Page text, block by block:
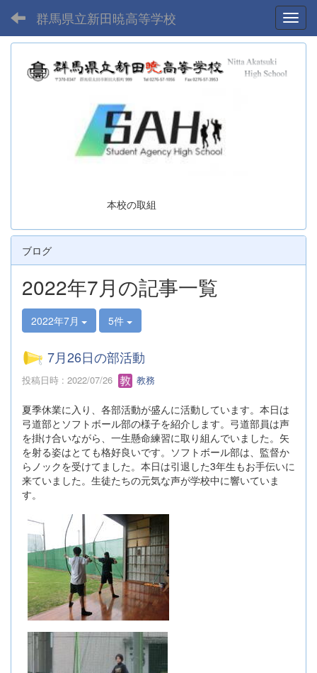
群馬県立新田暁高等学校
本校の取組
ブログ
2022年7月の記事一覧
2022年7月 5件
7月26日の部活動
投稿日時 : 2022/07/26 教務
夏季休業に入り、各部活動が盛んに活動しています。本日は
弓道部とソフトボール部の様子を紹介します。弓道部員は声
を掛け合いながら、一生懸命練習に取り組んでいました。矢
を射る姿はとても格好良いです。ソフトボール部は、監督か
らノックを受けてました。本日は引退した3年生もお手伝いに
来ていました。生徒たちの元気な声が学校中に響いていま
す。